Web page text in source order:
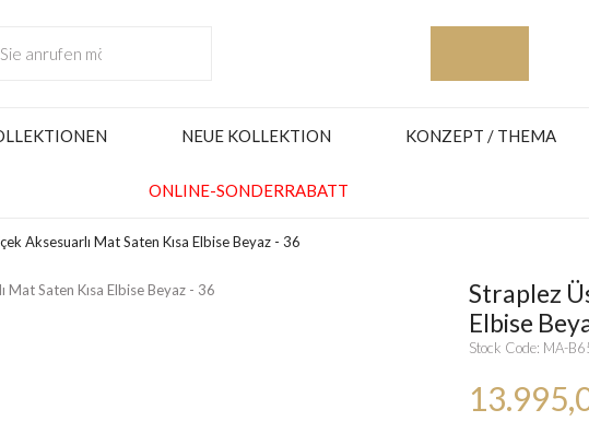
NEUE KOLLEKTION KONZEPT / THEMA
ONLINE-SONDERRABATT
Aksesuarlı Mat Saten Kısa Elbise Beyaz - 36
Straplez
Elbise
Stock Code: MA-